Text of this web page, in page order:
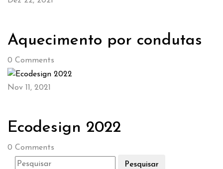
Aquecimento por condutas
0 Comments
Nov 11, 2021
Ecodesign 2022
0 Comments
Pesquisar